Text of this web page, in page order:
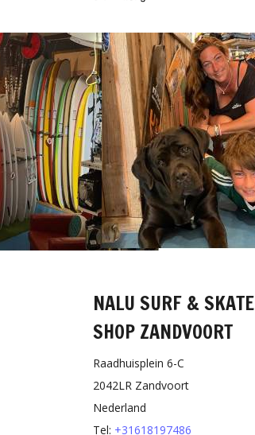
NALU SURF & SKATE
SHOP ZANDVOORT
Raadhuisplein 6-C
2042LR Zandvoort
Nederland
Tel: +31618197486